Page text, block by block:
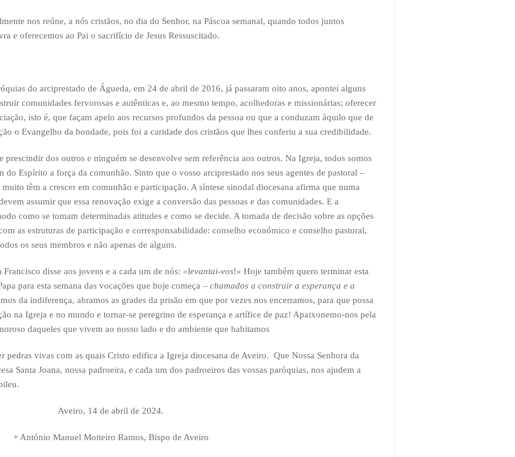
nos reúne, a nós cristãos, no dia do Senhor, na Páscoa semanal, quando todos juntos
e oferecemos ao Pai o sacrifício de Jesus Ressuscitado.
do arciprestado de Águeda, em 24 de abril de 2016, já passaram oito anos, apontei alguns
comunidades fervorosas e autênticas e, ao mesmo tempo, acolhedoras e missionárias; oferecer
isto é, que façam apelo aos recursos profundos da pessoa ou que a conduzam àquilo que de
o Evangelho da bondade, pois foi a caridade dos cristãos que lhes conferiu a sua credibilidade.
prescindir dos outros e ninguém se desenvolve sem referência aos outros. Na Igreja, todos somos
Espírito a força da comunhão. Sinto que o vosso arciprestado nos seus agentes de pastoral –
têm a crescer em comunhão e participação. A síntese sinodal diocesana afirma que numa
assumir que essa renovação exige a conversão das pessoas e das comunidades. E a
como se tomam determinadas atitudes e como se decide. A tomada de decisão sobre as opções
as estruturas de participação e corresponsabilidade: conselho económico e conselho pastoral,
os seus membros e não apenas de alguns.
disse aos jovens e a cada um de nós: «levantai-vos!» Hoje também quero terminar esta
para esta semana das vocações que hoje começa – chamados a construir a esperança e a
da indiferença, abramos as grades da prisão em que por vezes nos encerramos, para que possa
na Igreja e no mundo e tornar-se peregrino de esperança e artífice de paz! Apaixonemo-nos pela
daqueles que vivem ao nosso lado e do ambiente que habitamos
pedras vivas com as quais Cristo edifica a Igreja diocesana de Aveiro. Que Nossa Senhora da
Santa Joana, nossa padroeira, e cada um dos padroeiros das vossas paróquias, nos ajudem a
Aveiro, 14 de abril de 2024.
+ António Manuel Moiteiro Ramos, Bispo de Aveiro